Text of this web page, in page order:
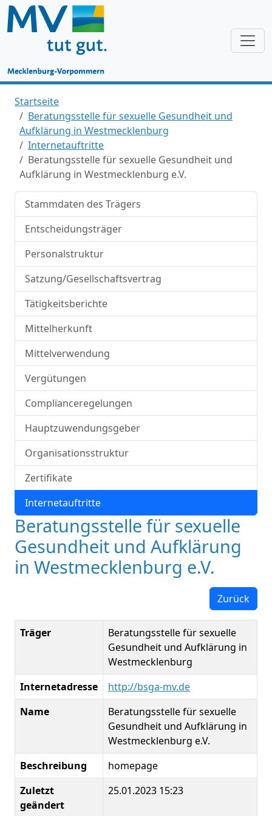
Startseite
Beratungsstelle für sexuelle Gesundheit und
Aufklärung in Westmecklenburg
Internetauftritte
Beratungsstelle für sexuelle Gesundheit und
Aufklärung in Westmecklenburg e.V.
Stammdaten des Trägers
Entscheidungsträger
Personalstruktur
Satzung/Gesellschaftsvertrag
Tätigkeitsberichte
Mittelherkunft
Mittelverwendung
Vergütungen
Complianceregelungen
Hauptzuwendungsgeber
Organisationsstruktur
Zertifikate
Internetauftritte
Beratungsstelle für sexuelle
Gesundheit und Aufklärung
in Westmecklenburg e.V.
Zurück
Träger
Beratungsstelle für sexuelle
Gesundheit und Aufklärung in
Westmecklenburg
Internetadresse
http://bsga-mv.de
Name
Beratungsstelle für sexuelle
Gesundheit und Aufklärung in
Westmecklenburg e.V.
Beschreibung
homepage
Zuletzt
geändert
25.01.2023 15:23